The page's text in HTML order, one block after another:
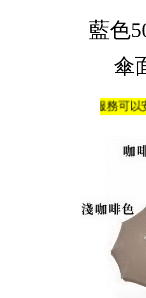
藍色
傘
售後服務可以安心使用